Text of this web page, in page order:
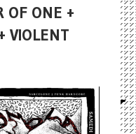
OF ONE +
VIOLENT